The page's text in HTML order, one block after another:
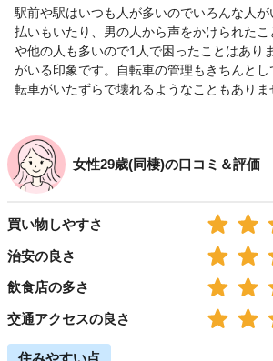
駅前や駅はいつも人が多いのでいろんな人が
払いもいたり、男の人から声をかけられた
や他の人も多いので1人で困ったことはあり
がいる印象です。自転車の管理もきちんとし
転車がいたずらで壊れるようなこともありま
女性29歳(同棲)の口コミ＆評価
買い物しやすさ
治安の良さ
飲食店の多さ
交通アクセスの良さ
住みやすい点